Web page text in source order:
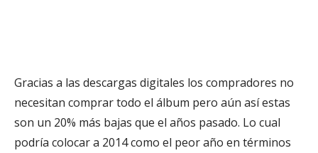
Gracias a las descargas digitales los compradores no
necesitan comprar todo el álbum pero aún así estas
son un 20% más bajas que el años pasado. Lo cual
podría colocar a 2014 como el peor año en términos